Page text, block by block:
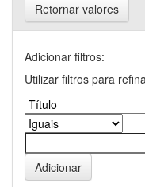
Retornar valores
Adicionar filtros:
Utilizar filtros para